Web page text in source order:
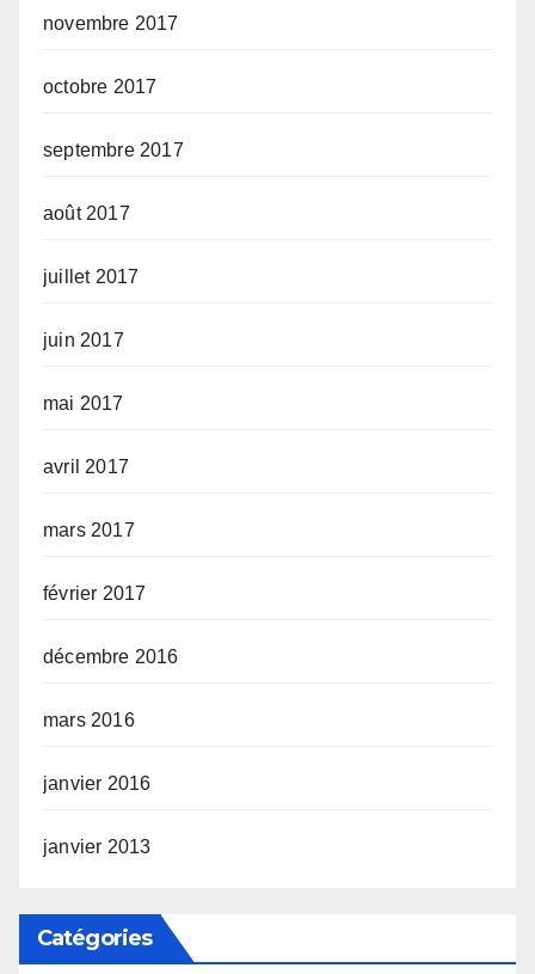
novembre 2017
octobre 2017
septembre 2017
août 2017
juillet 2017
juin 2017
mai 2017
avril 2017
mars 2017
février 2017
décembre 2016
mars 2016
janvier 2016
janvier 2013
Catégories